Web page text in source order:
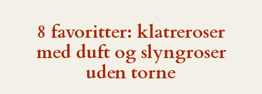
8 favoritter: klatreroser
med duft og slyngroser
uden torne